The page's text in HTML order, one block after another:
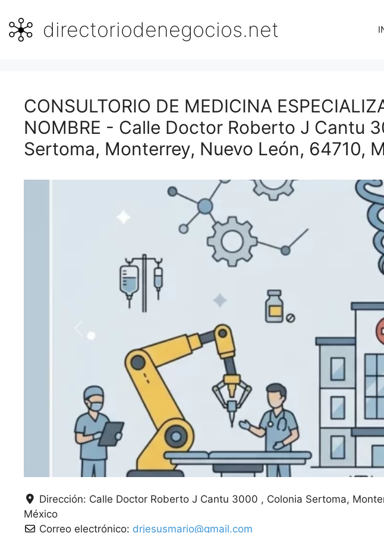
contenidodirectoriodenegocios.net
CONSULTORIO DE MEDICINA
NOMBRE - Calle Doctor Roberto J Cantu
Sertoma, Monterrey, Nuevo León, 64710,
Anterior
Dirección: Calle Doctor Roberto J Cantu 3000 , Colonia Sertoma
México
Correo electrónico: drjesusmario@gmail.com